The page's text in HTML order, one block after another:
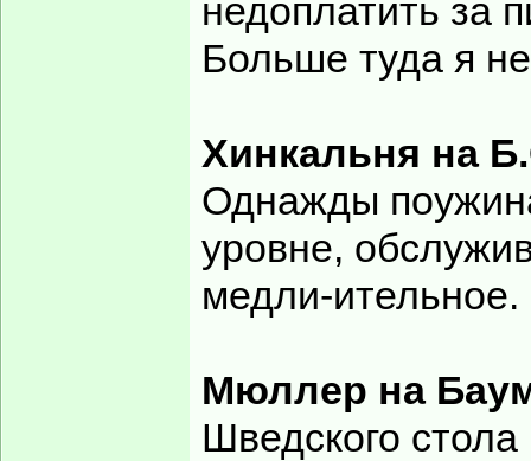
недоплатить за
Больше туда я
Хинкальня на
Однажды
уровне,
медли-ительное.
Мюллер на
Шведского